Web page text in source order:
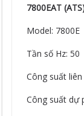
7800EAT
Model: 7800E
Tần số Hz: 50
Công suất
Công suất dự